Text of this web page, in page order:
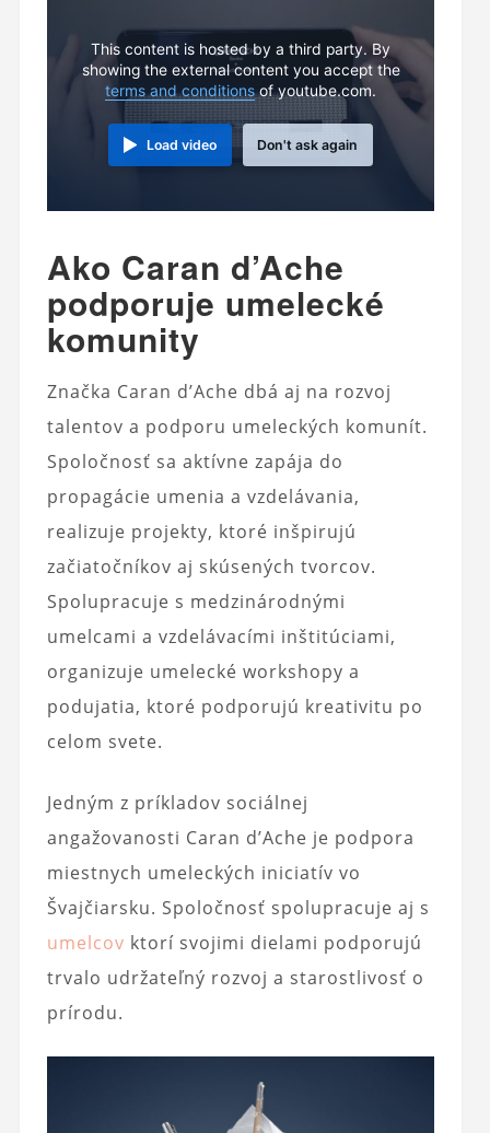
This content is hosted by a third party. By
showing the external content you accept the
terms and conditionsof youtube.com.
Load video Don't ask again
Ako Caran d’Ache
podporuje umelecké
komunity
Značka Caran d’Ache dbá aj na rozvoj
talentov a podporu umeleckých komunít.
Spoločnosť sa aktívne zapája do
propagácie umenia a vzdelávania,
realizuje projekty, ktoré inšpirujú
začiatočníkov aj skúsených tvorcov.
Spolupracuje s medzinárodnými
umelcami a vzdelávacími inštitúciami,
organizuje umelecké workshopy a
podujatia, ktoré podporujú kreativitu po
celom svete.
Jedným z príkladov sociálnej
angažovanosti Caran d’Ache je podpora
miestnych umeleckých iniciatív vo
Švajčiarsku. Spoločnosť spolupracuje aj s
umelcov ktorí svojimi dielami podporujú
trvalo udržateľný rozvoj a starostlivosť o
prírodu.